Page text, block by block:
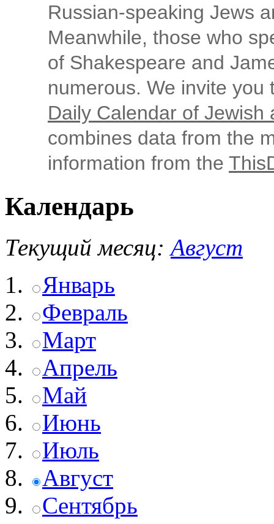
Russian‑speaking Jews
Meanwhile, those who
of Shakespeare and
numerous. We invite
Daily Calendar of Jewish
combines data from the
information from the
Календарь
Текущий месяц: Август
Январь
Февраль
Март
Апрель
Май
Июнь
Июль
Август
Сентябрь